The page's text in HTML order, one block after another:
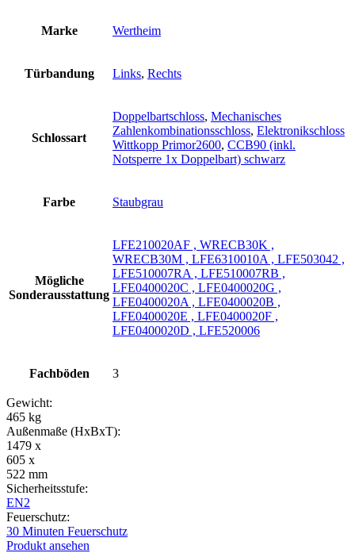
Marke Wertheim
Türbandung Links, Rechts
Schlossart
Doppelbartschloss, Mechanisches
Zahlenkombinationsschloss, Elektronikschloss
Wittkopp Primor2600, CCB90 (inkl.
Notsperre 1x Doppelbart) schwarz
Farbe Staubgrau
Mögliche
Sonderausstattung
LFE210020AF , WRECB30K ,
WRECB30M , LFE6310010A , LFE503042 ,
LFE510007RA , LFE510007RB ,
LFE0400020C , LFE0400020G ,
LFE0400020A , LFE0400020B ,
LFE0400020E , LFE0400020F ,
LFE0400020D , LFE520006
Fachböden 3
Gewicht:
465 kg
Außenmaße (HxBxT):
1479 x
605 x
522 mm
Sicherheitsstufe:
EN2
Feuerschutz:
30 Minuten Feuerschutz
Produkt ansehen